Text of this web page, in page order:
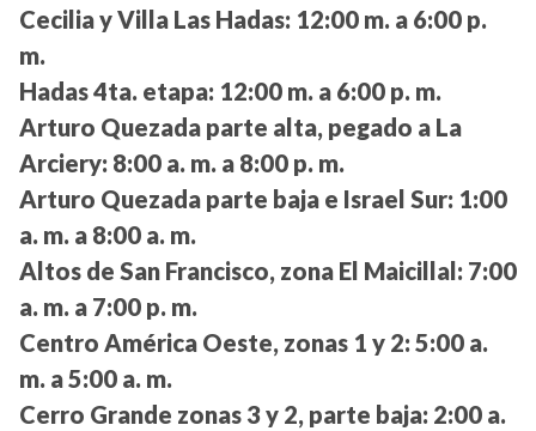
Cecilia y Villa Las Hadas: 12:00 m. a 6:00 p.
m.
Hadas 4ta. etapa: 12:00 m. a 6:00 p. m.
Arturo Quezada parte alta, pegado a La
Arciery: 8:00 a. m. a 8:00 p. m.
Arturo Quezada parte baja e Israel Sur: 1:00
a. m. a 8:00 a. m.
Altos de San Francisco, zona El Maicillal: 7:00
a. m. a 7:00 p. m.
Centro América Oeste, zonas 1 y 2: 5:00 a.
m. a 5:00 a. m.
Cerro Grande zonas 3 y 2, parte baja: 2:00 a.